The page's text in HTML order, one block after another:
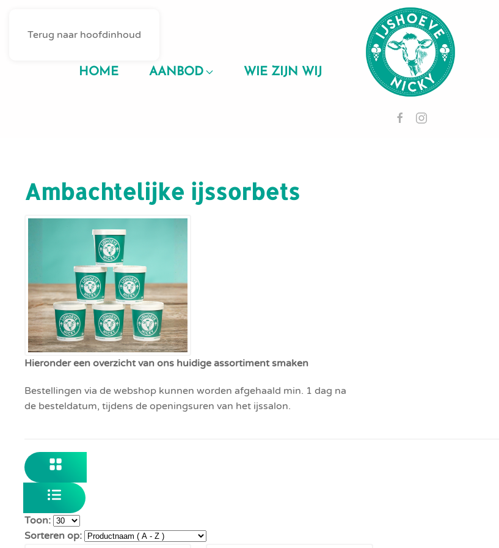
Terug naar hoofdinhoud
HOME AANBOD WIE ZIJN WIJ
Ambachtelijke ijssorbets
Hieronder een overzicht van ons huidige assortiment smaken
Bestellingen via de webshop kunnen worden afgehaald min. 1 dag na
de besteldatum, tijdens de openingsuren van het ijssalon.
Toon:
Sorteren op: